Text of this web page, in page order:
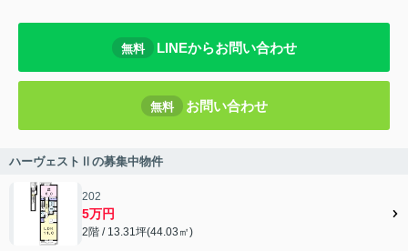
無料 LINEからお問い合わせ
無料 お問い合わせ
ハーヴェストⅡの募集中物件
202
5万円
2階 / 13.31坪(44.03㎡)